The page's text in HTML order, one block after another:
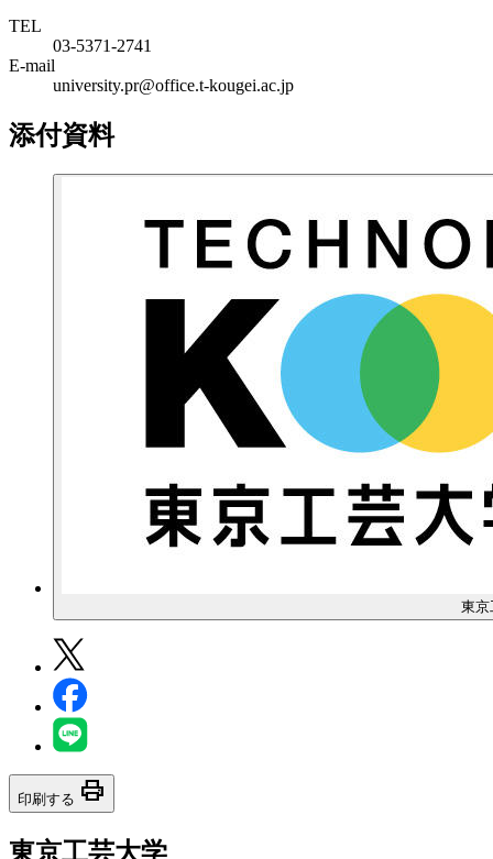
TEL
03-5371-2741
E-mail
university.pr@office.t-kougei.ac.jp
添付資料
東京
印刷する print
東京工芸大学